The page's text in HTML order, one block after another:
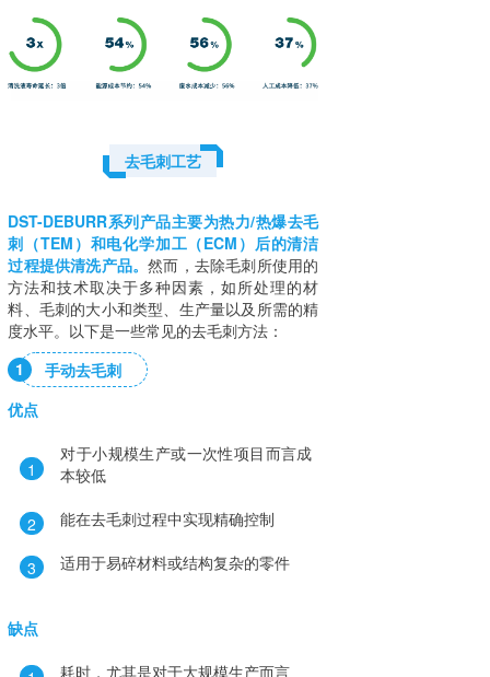
去毛刺工艺
DST-DEBURR系列产品主要为热力/热爆去毛
刺（TEM）和电化学加工（ECM）后的清洁
过程提供清洗产品。然而，去除毛刺所使用的
方法和技术取决于多种因素，如所处理的材
料、毛刺的大小和类型、生产量以及所需的精
度水平。以下是一些常见的去毛刺方法：
1
手动去毛刺
优点
1
对于小规模生产或一次性项目而言成
本较低
2 能在去毛刺过程中实现精确控制
3 适用于易碎材料或结构复杂的零件
缺点
耗时，尤其是对于大规模生产而言